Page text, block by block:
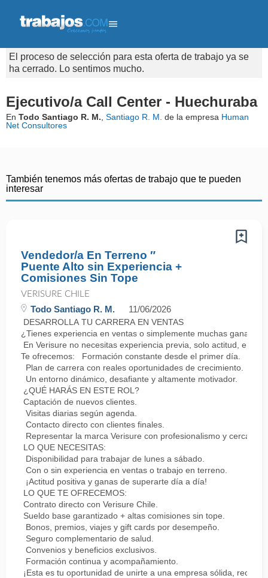
El proceso de selección para esta oferta de trabajo ya se
ha cerrado. Lo sentimos mucho.
Ejecutivo/a Call Center - Huechuraba
En Todo Santiago R. M. Santiago R. M. de la empresa Human
Net Consultores
También tenemos más ofertas de trabajo que te pueden
interesar
Vendedor/a En Terreno ″
Puente Alto sin Experiencia +
Comisiones Sin Tope
VERISURE CHILE
Todo Santiago R. M. 11/06/2026
DESARROLLA TU CARRERA EN VENTAS
¿Tienes experiencia en ventas o simplemente muchas ganas
En Verisure no necesitas experiencia previa, solo actitud,
Te ofrecemos: Formación constante desde el primer día.
Plan de carrera con reales oportunidades de crecimiento.
Un entorno dinámico, desafiante y altamente motivador.
¿QUÉ HARÁS EN ESTE ROL?
Captación de nuevos clientes.
Visitas diarias según agenda.
Contacto directo con clientes finales.
Representar la marca Verisure con profesionalismo y cercanía.
LO QUE NECESITAS:
Disponibilidad para trabajar de lunes a sábado.
Con o sin experiencia en ventas o trabajo en terreno.
¡Actitud positiva y ganas de superarte día a día!
LO QUE TE OFRECEMOS:
Contrato directo con Verisure Chile.
Sueldo base garantizado + altas comisiones sin tope.
Bonos, premios, viajes y gift cards por desempeño.
Seguro complementario de salud.
Convenios y beneficios exclusivos.
Formación continua y acompañamiento.
¡Esta es tu oportunidad de unirte a una empresa sólida,